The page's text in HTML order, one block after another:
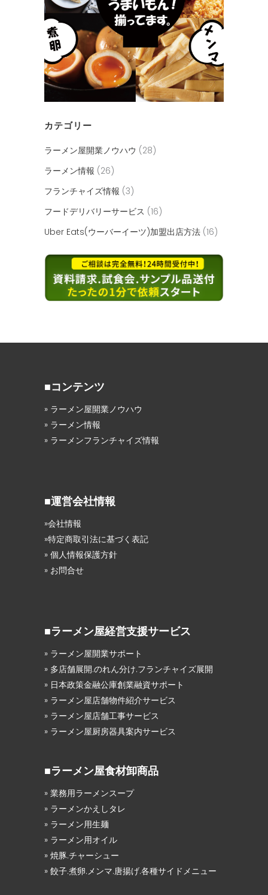
カテゴリー
ラーメン屋開業ノウハウ (28)
ラーメン情報 (26)
フランチャイズ情報 (3)
フードデリバリーサービス (16)
Uber Eats(ウーバーイーツ)加盟出店方法 (16)
■コンテンツ
» ラーメン屋開業ノウハウ
» ラーメン情報
» ラーメンフランチャイズ情報
■運営会社情報
»会社情報
»特定商取引法に基づく表記
» 個人情報保護方針
» お問合せ
■ラーメン屋経営支援サービス
» ラーメン屋開業サポート
» 多店舗展開.のれん分け.フランチャイズ展開
» 日本政策金融公庫創業融資サポート
» ラーメン屋店舗物件紹介サービス
» ラーメン屋店舗工事サービス
» ラーメン屋厨房器具案内サービス
■ラーメン屋食材卸商品
» 業務用ラーメンスープ
» ラーメンかえしタレ
» ラーメン用生麺
» ラーメン用オイル
» 焼豚.チャーシュー
» 餃子.煮卵.メンマ.唐揚げ.各種サイドメニュー